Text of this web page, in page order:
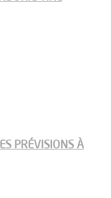
PRÉVISIONS À